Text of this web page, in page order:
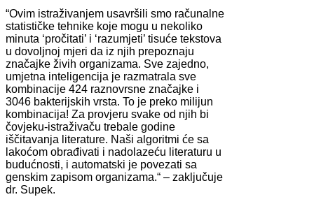
“Ovim istraživanjem usavršili smo računalne
statističke tehnike koje mogu u nekoliko
minuta ‘pročitati’ i ‘razumjeti’ tisuće tekstova
u dovoljnoj mjeri da iz njih prepoznaju
značajke živih organizama. Sve zajedno,
umjetna inteligencija je razmatrala sve
kombinacije 424 raznovrsne značajke i
3046 bakterijskih vrsta. To je preko milijun
kombinacija! Za provjeru svake od njih bi
čovjeku-istraživaču trebale godine
iščitavanja literature. Naši algoritmi će sa
lakoćom obrađivati i nadolazeću literaturu u
budućnosti, i automatski je povezati sa
genskim zapisom organizama.“ – zaključuje
dr. Supek.